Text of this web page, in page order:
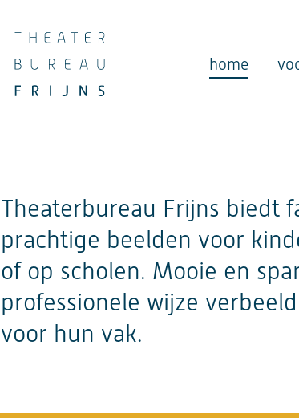
home
Theaterbureau Frijns biedt
prachtige beelden voor
of op scholen. Mooie en
professionele wijze
voor hun vak.